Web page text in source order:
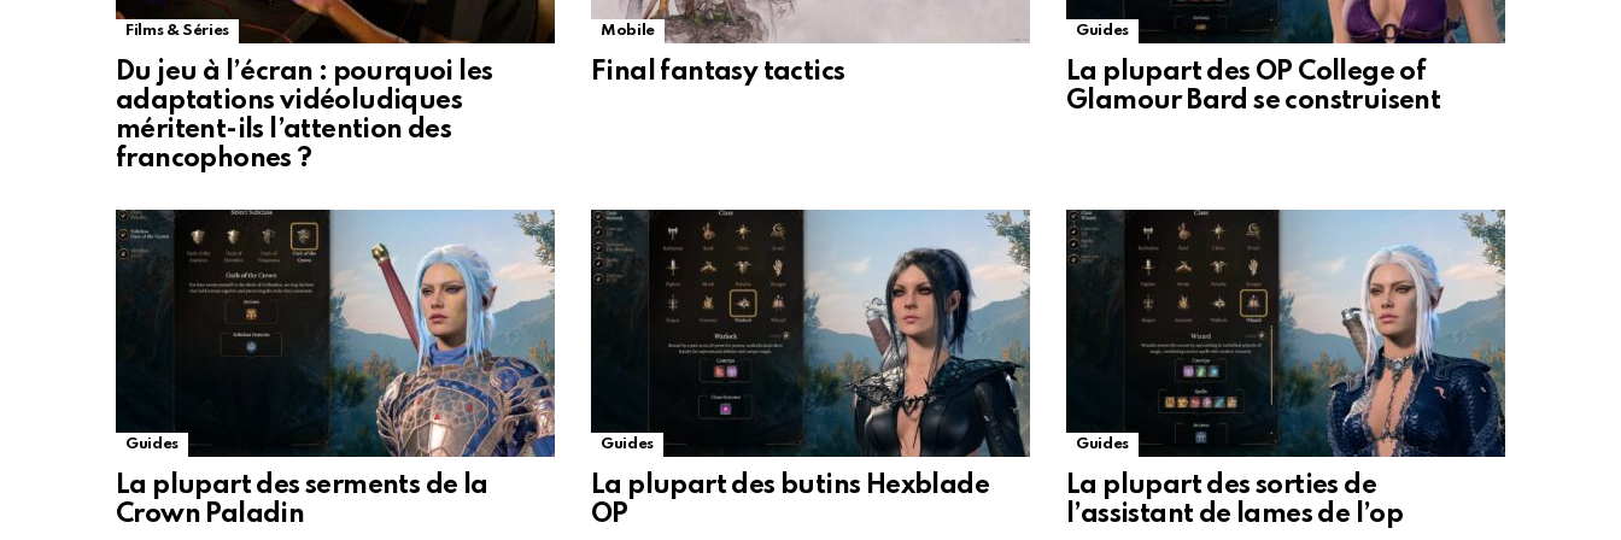
Films & Séries
Du jeu à l’écran : pourquoi les
adaptations vidéoludiques
méritent-ils l’attention des
francophones ?
Mobile
Final fantasy tactics
Guides
La plupart des OP College of
Glamour Bard se construisent
Guides
La plupart des serments de la
Crown Paladin
Guides
La plupart des butins Hexblade
OP
Guides
La plupart des sorties de
l’assistant de lames de l’op